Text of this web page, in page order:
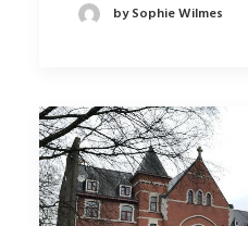
by Sophie Wilmes